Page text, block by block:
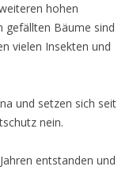
hohen
gefällten Bäume sind
vielen Insekten und
und setzen sich seit
nein.
entstanden und